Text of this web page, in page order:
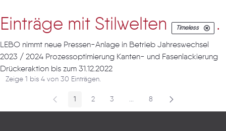
Einträge mit Stilwelten Timeless .
LEBO nimmt neue Pressen-Anlage in Betrieb Jahreswechsel
2023 / 2024 Prozessoptimierung Kanten- und Fasenlackierung
Drückeraktion bis zum 31.12.2022
Zeige 1 bis 4 von 30 Einträgen.
Seite
1 Seite
2 Seite
3 ...Zwischenseiten
Seite
8